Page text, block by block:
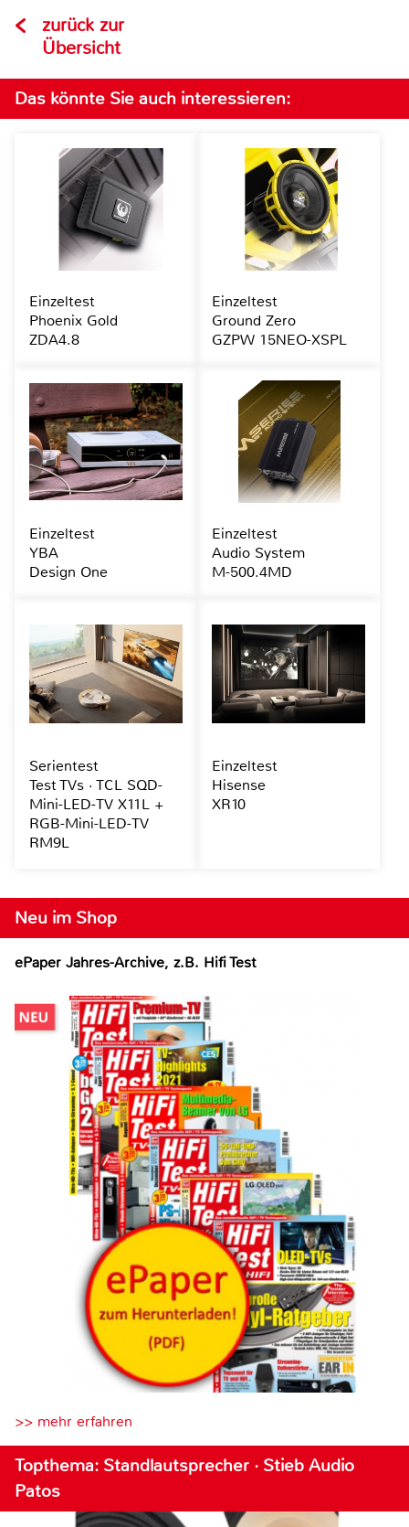
zurück zur
Übersicht
Neu im Shop
ePaper Jahres-Archive, z.B. Hifi Test
>> mehr erfahren
Topthema: Standlautsprecher · Stieb Audio
Patos
Das könnte Sie auch interessieren:
Einzeltest
Phoenix Gold
ZDA4.8
Einzeltest
Ground Zero
GZPW 15NEO-XSPL
Einzeltest
YBA
Design One
Einzeltest
Audio System
M-500.4MD
Serientest
Test TVs · TCL SQD-
Mini-LED-TV X11L +
RGB-Mini-LED-TV
RM9L
Einzeltest
Hisense
XR10